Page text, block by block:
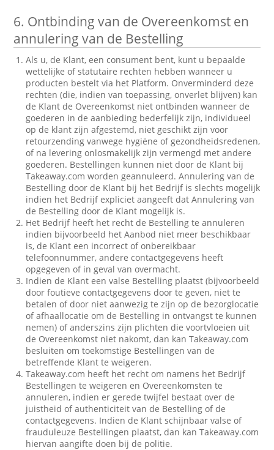
6. Ontbinding van de Overeenkomst en
annulering van de Bestelling
Als u, de Klant, een consument bent, kunt u bepaalde
wettelijke of statutaire rechten hebben wanneer u
producten bestelt via het Platform. Onverminderd deze
rechten (die, indien van toepassing, onverlet blijven) kan
de Klant de Overeenkomst niet ontbinden wanneer de
goederen in de aanbieding bederfelijk zijn, individueel
op de klant zijn afgestemd, niet geschikt zijn voor
retourzending vanwege hygiëne of gezondheidsredenen,
of na levering onlosmakelijk zijn vermengd met andere
goederen. Bestellingen kunnen niet door de Klant bij
Takeaway.com worden geannuleerd. Annulering van de
Bestelling door de Klant bij het Bedrijf is slechts mogelijk
indien het Bedrijf expliciet aangeeft dat Annulering van
de Bestelling door de Klant mogelijk is.
Het Bedrijf heeft het recht de Bestelling te annuleren
indien bijvoorbeeld het Aanbod niet meer beschikbaar
is, de Klant een incorrect of onbereikbaar
telefoonnummer, andere contactgegevens heeft
opgegeven of in geval van overmacht.
Indien de Klant een valse Bestelling plaatst (bijvoorbeeld
door foutieve contactgegevens door te geven, niet te
betalen of door niet aanwezig te zijn op de bezorglocatie
of afhaallocatie om de Bestelling in ontvangst te kunnen
nemen) of anderszins zijn plichten die voortvloeien uit
de Overeenkomst niet nakomt, dan kan Takeaway.com
besluiten om toekomstige Bestellingen van de
betreffende Klant te weigeren.
Takeaway.com heeft het recht om namens het Bedrijf
Bestellingen te weigeren en Overeenkomsten te
annuleren, indien er gerede twijfel bestaat over de
juistheid of authenticiteit van de Bestelling of de
contactgegevens. Indien de Klant schijnbaar valse of
frauduleuze Bestellingen plaatst, dan kan Takeaway.com
hiervan aangifte doen bij de politie.